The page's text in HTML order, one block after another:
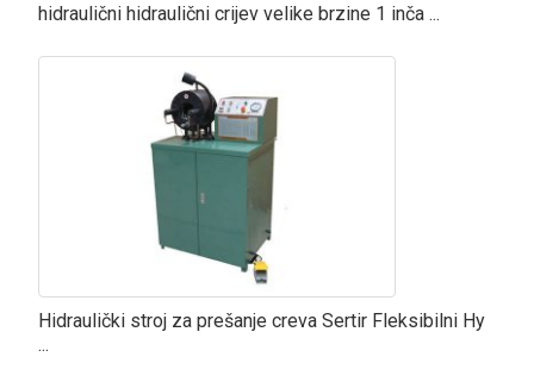
hidraulični hidraulični crijev velike brzine 1 inča ...
Hidraulički stroj za prešanje creva Sertir Fleksibilni Hy
...